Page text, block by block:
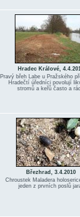
Hradec Králové,
Pravý břeh Labe u Pražského
Hradečtí úředníci povolují
stromů a keřů často a
Březhrad, 3.4.2010
Chroustek Maladera
jeden z prvních poslů